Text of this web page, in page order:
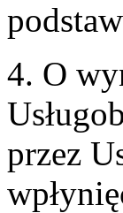
4. O
przez